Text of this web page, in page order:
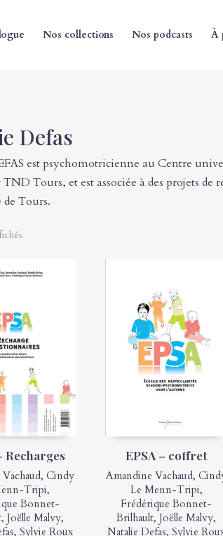
Nos collections Nos podcasts À
Defas
est psychomotricienne au Centre
Tours, et est associée à des projets
Tours.
Recharges
, Cindy
Tripi,
Bonnet-
, Joëlle Malvy,
, Sylvie Roux
EPSA – coffret
Amandine Vachaud,
Le Menn-Tripi,
Frédérique Bonnet-
Brilhault,Joëlle Malvy,
Natalie Defas,Sylvie